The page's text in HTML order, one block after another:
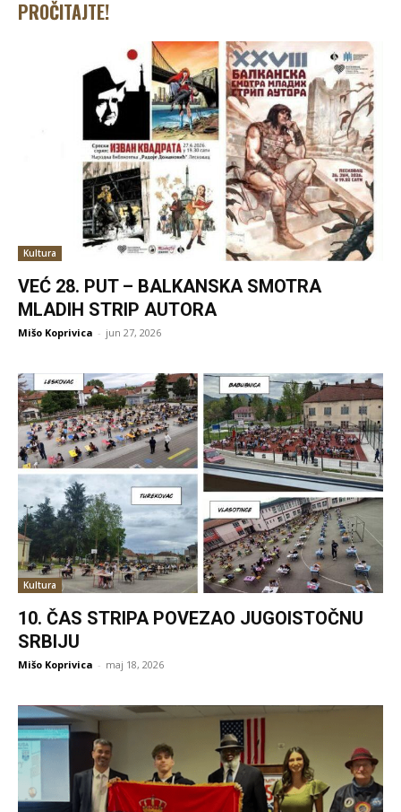
PROČITAJTE!
Kultura
VEĆ 28. PUT – BALKANSKA SMOTRA
MLADIH STRIP AUTORA
Mišo Koprivica - jun 27, 2026
Kultura
10. ČAS STRIPA POVEZAO JUGOISTOČNU
SRBIJU
Mišo Koprivica - maj 18, 2026